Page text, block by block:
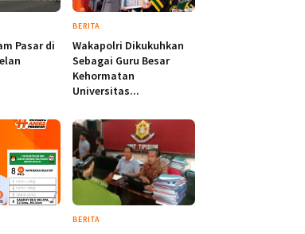
Pasar di
BERITA
Wakapolri Dikukuhkan
Sebagai Guru Besar
Kehormatan
Universitas...
BERITA